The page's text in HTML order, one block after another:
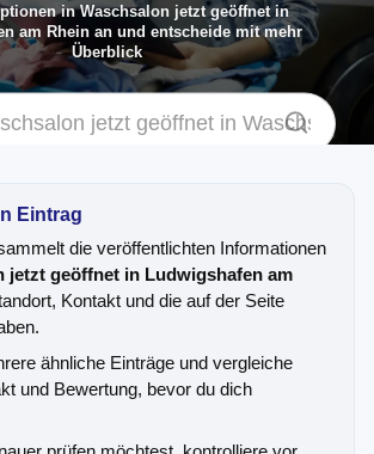
in Waschsalon jetzt geöffnet in
am Rhein an und entscheide mit mehr
Überblick
Eintrag
die veröffentlichten Informationen
jetzt geöffnet in Ludwigshafen am
Kontakt und die auf der Seite
ähnliche Einträge und vergleiche
und Bewertung, bevor du dich